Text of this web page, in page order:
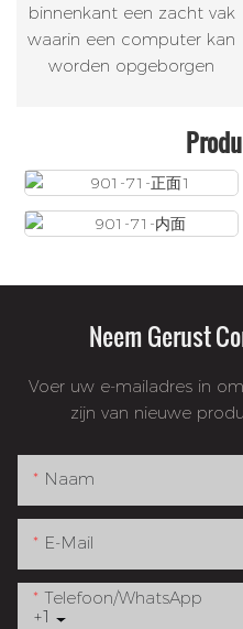
binnenkant een zacht vak
waarin een computer kan
worden opgeborgen
Neem Gerust
Voer uw e-mailadres in
zijn van nieuwe
Naam
E-Mail
+1
Telefoon/WhatsApp